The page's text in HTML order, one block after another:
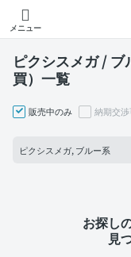
メニュー
ピクシスメガ /
買）一覧
販売中のみ 納期交
ピクシスメガ, ブルー系
お探し
見